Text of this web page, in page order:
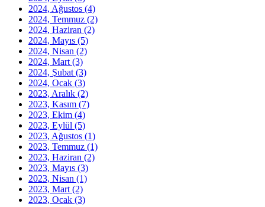
2024, Ağustos (4)
2024, Temmuz (2)
2024, Haziran (2)
2024, Mayıs (5)
2024, Nisan (2)
2024, Mart (3)
2024, Şubat (3)
2024, Ocak (3)
2023, Aralık (2)
2023, Kasım (7)
2023, Ekim (4)
2023, Eylül (5)
2023, Ağustos (1)
2023, Temmuz (1)
2023, Haziran (2)
2023, Mayıs (3)
2023, Nisan (1)
2023, Mart (2)
2023, Ocak (3)